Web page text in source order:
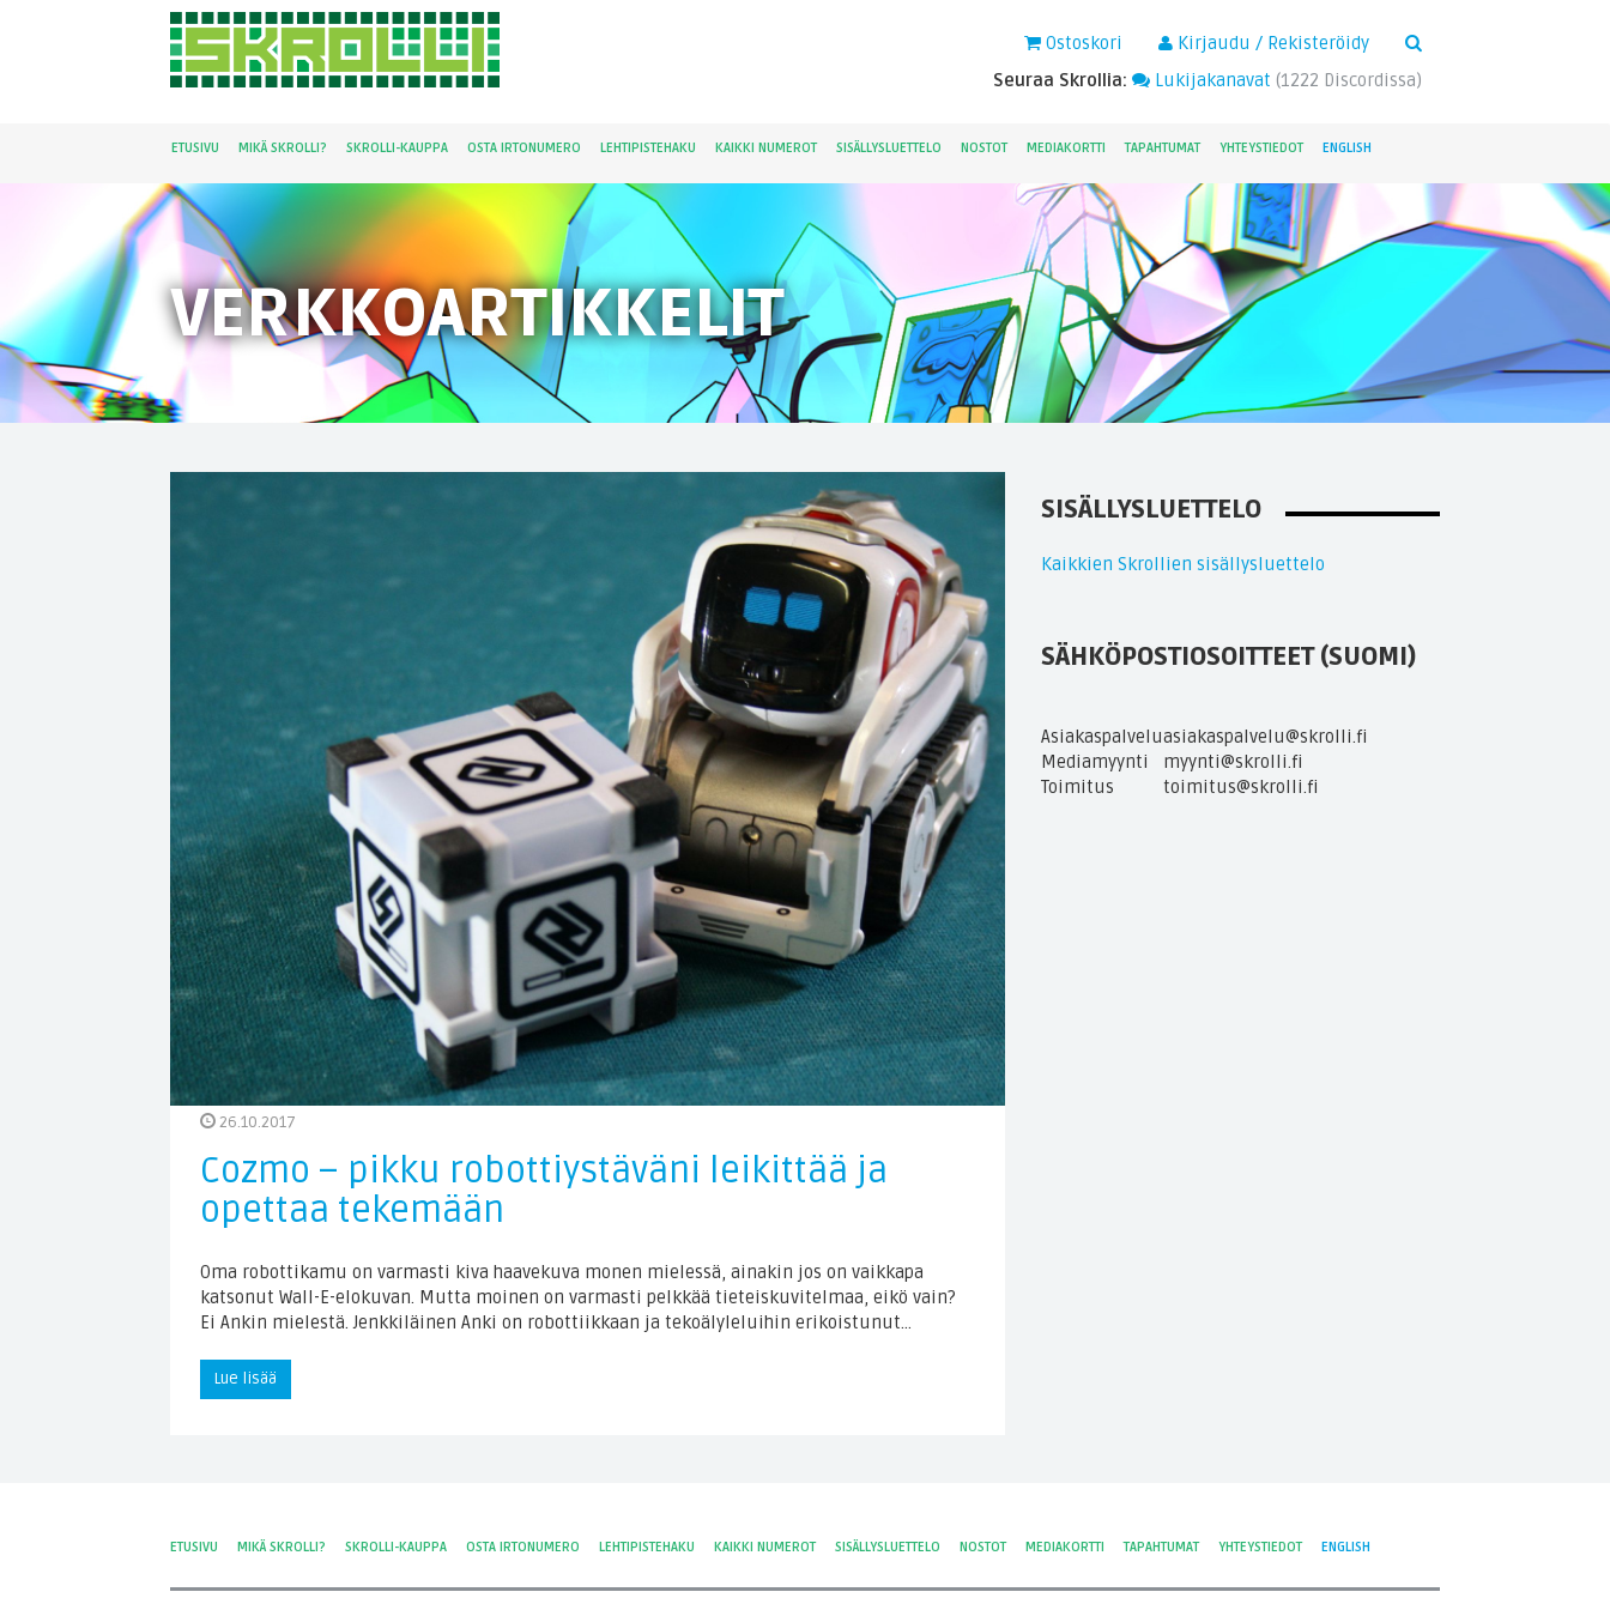
Kirjaudu / Rekisteröidy
Ostoskori
Seuraa Skrollia:
Lukijakanavat (1222 Discordissa)
ETUSIVU MIKÄ SKROLLI? SKROLLI-KAUPPA OSTA IRTONUMERO LEHTIPISTEHAKU KAIKKI NUMEROT SISÄLLYSLUETTELO NOSTOT MEDIAKORTTI TAPAHTUMAT YHTEYSTIEDOT ENGLISH
VERKKOARTIKKELIT
26.10.2017
Cozmo – pikku robottiystäväni leikittää ja
opettaa tekemään
Oma robottikamu on varmasti kiva haavekuva monen mielessä, ainakin jos on vaikkapa
katsonut Wall-E-elokuvan. Mutta moinen on varmasti pelkkää tieteiskuvitelmaa, eikö vain?
Ei Ankin mielestä. Jenkkiläinen Anki on robottiikkaan ja tekoälyleluihin erikoistunut…
Lue lisää
SISÄLLYSLUETTELO
Kaikkien Skrollien sisällysluettelo
SÄHKÖPOSTIOSOITTEET (SUOMI)
Asiakaspalveluasiakaspalvelu@skrolli.fi
Mediamyynti
myynti@skrolli.fi
Toimitus
toimitus@skrolli.fi
ETUSIVU MIKÄ SKROLLI? SKROLLI-KAUPPA OSTA IRTONUMERO LEHTIPISTEHAKU KAIKKI NUMEROT SISÄLLYSLUETTELO NOSTOT MEDIAKORTTI TAPAHTUMAT YHTEYSTIEDOT ENGLISH